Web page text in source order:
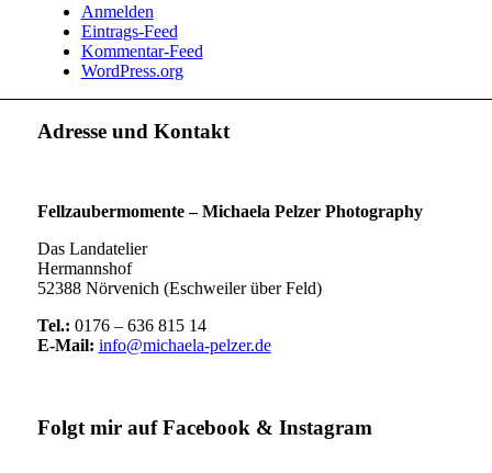
Anmelden
Eintrags-Feed
Kommentar-Feed
WordPress.org
Adresse und Kontakt
Fellzaubermomente –Michaela Pelzer Photography
Das Landatelier
Hermannshof
52388 Nörvenich (Eschweiler über Feld)
Tel.: 0176 – 636 815 14
E-Mail: info@michaela-pelzer.de
Folgt mir auf Facebook & Instagram